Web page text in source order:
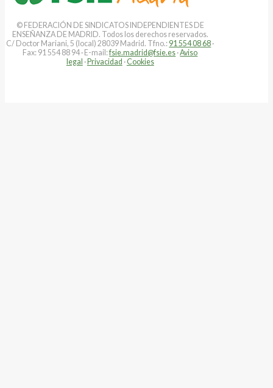
© FEDERACIÓN DE SINDICATOS INDEPENDIENTES DE
ENSEÑANZA DE MADRID. Todos los derechos reservados.
C/ Doctor Mariani, 5 (local) 28039 Madrid. Tfno.: 91 554 08 68 ·
Fax: 91 554 88 94 · E-mail:fsie.madrid@fsie.es ·Aviso
legal ·Privacidad · Cookies